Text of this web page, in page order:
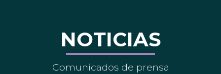
NOTICIAS
Comunicados de prensa